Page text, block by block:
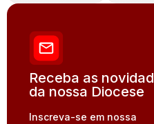
Receba as
da nossa Diocese
Inscreva-se em nossa